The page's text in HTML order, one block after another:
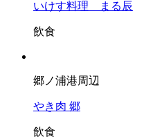
いけす料理 まる辰
飲食
郷ノ浦港周辺
やき肉 郷
飲食